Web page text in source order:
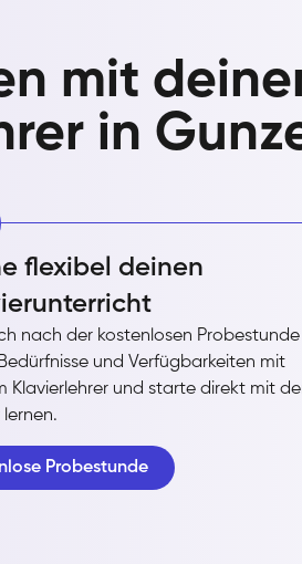
mit
in
flexibel deinen
nach der kostenlosen Probestunde
und Verfügbarkeiten mit
Klavierlehrer und starte direkt mit
lernen.
Probestunde